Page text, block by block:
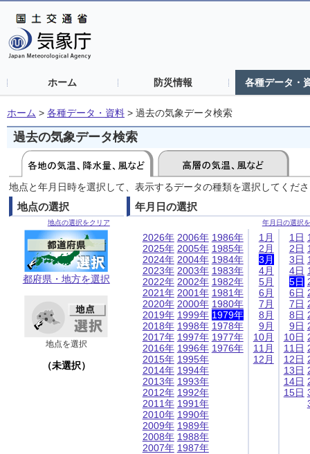
ホーム 防災情報 各種データ・
ホーム > 各種データ・資料 > 過去の気象データ検索
過去の気象データ検索
地点と年月日時を選択して、表示するデータの種類を選択してくだ
地点の選択
地点の選択をクリア
都府県・地方を選択
地点を選択
（未選択）
年月日の選択
年月日の選択
2026年
2025年
2024年
2023年
2022年
2021年
2020年
2019年
2018年
2017年
2016年
2015年
2014年
2013年
2012年
2011年
2010年
2009年
2008年
2007年
2006年
2005年
2004年
2003年
2002年
2001年
2000年
1999年
1998年
1997年
1996年
1995年
1994年
1993年
1992年
1991年
1990年
1989年
1988年
1987年
1986年
1985年
1984年
1983年
1982年
1981年
1980年
1979年
1978年
1977年
1976年
1月
2月
3月
4月
5月
6月
7月
8月
9月
10月
11月
12月
1日
2日
3日
4日
5日
6日
7日
8日
9日
10日
11日
12日
13日
14日
15日